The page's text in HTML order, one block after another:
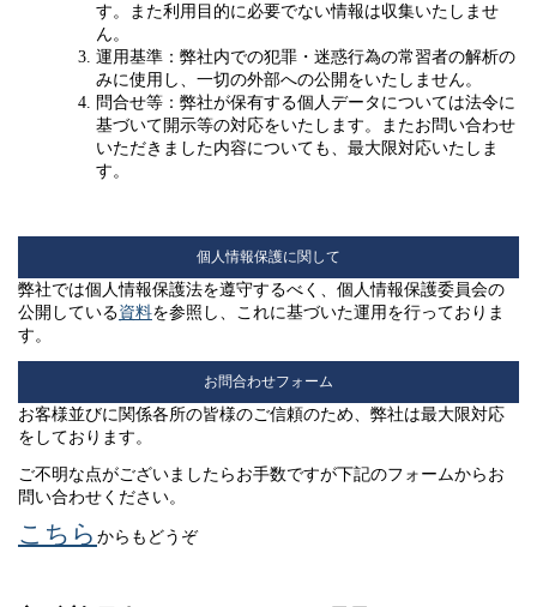
す。また利用目的に必要でない情報は収集いたしませ
ん。
運用基準：弊社内での犯罪・迷惑行為の常習者の解析の
みに使用し、一切の外部への公開をいたしません。
問合せ等：弊社が保有する個人データについては法令に
基づいて開示等の対応をいたします。またお問い合わせ
いただきました内容についても、最大限対応いたしま
す。
個人情報保護に関して
弊社では個人情報保護法を遵守するべく、個人情報保護委員会の
公開している資料を参照し、これに基づいた運用を行っておりま
す。
お問合わせフォーム
お客様並びに関係各所の皆様のご信頼のため、弊社は最大限対応
をしております。
ご不明な点がございましたらお手数ですが下記のフォームからお
問い合わせください。
こちら からもどうぞ